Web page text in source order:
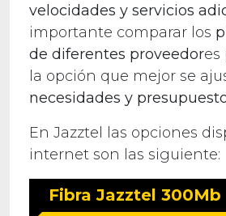
velocidades y servicios
importante comparar los
de diferentes proveedores
la opción que mejor se
necesidades y
En Jazztel las opciones
internet son las siguiente:
Fibra Jazztel 300Mb